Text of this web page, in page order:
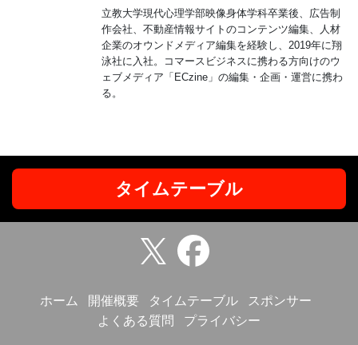
立教大学現代心理学部映像身体学科卒業後、広告制
作会社、不動産情報サイトのコンテンツ編集、人材
企業のオウンドメディア編集を経験し、2019年に翔
泳社に入社。コマースビジネスに携わる方向けのウ
ェブメディア「ECzine」の編集・企画・運営に携わ
る。
タイムテーブル
ホーム 開催概要 タイムテーブル
スポンサー
よくある質問
プライバシー